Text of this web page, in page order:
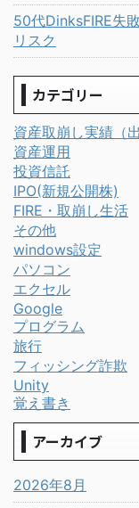
50代DinksFIRE失
リスク
カテゴリー
資産取崩し実績（
資産運用
投資信託
IPO(新規公開株)
FIRE・取崩し生活
その他
windows設定
パソコン
エクセル
Google
プログラム
旅行
フィッシング詐欺
Unity
覚え書き
アーカイブ
2026年8月